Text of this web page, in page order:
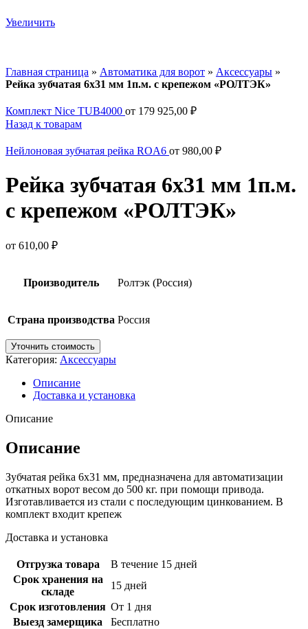
Увеличить
Главная страница » Автоматика для ворот » Аксессуары »
Рейка зубчатая 6х31 мм 1п.м. с крепежом «РОЛТЭК»
Комплект Nice TUB4000 от 179 925,00 ₽
Назад к товарам
Нейлоновая зубчатая рейка ROA6 от 980,00 ₽
Рейка зубчатая 6х31 мм 1п.м.
с крепежом «РОЛТЭК»
от 610,00 ₽
Производитель Ролтэк (Россия)
Страна производства Россия
Уточнить стоимость
Категория: Аксессуары
Описание
Доставка и установка
Описание
Описание
Зубчатая рейка 6х31 мм, предназначена для автоматизации
откатных ворот весом до 500 кг. при помощи привода.
Изготавливается из стали с последующим цинкованием. В
комплект входит крепеж
Доставка и установка
Отгрузка товара
В течение 15 дней
Срок хранения на
складе
15 дней
Срок изготовления От 1 дня
Выезд замерщика
Бесплатно